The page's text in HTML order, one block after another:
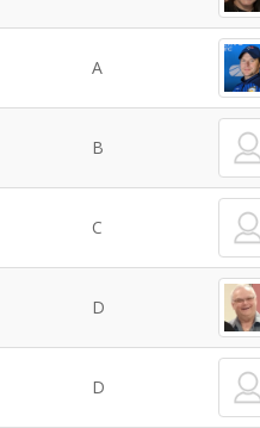
A
B
C
D
D